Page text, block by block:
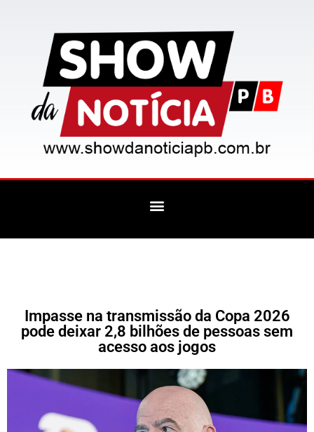
Impasse na transmissão da Copa 2026
pode deixar 2,8 bilhões de pessoas sem
acesso aos jogos